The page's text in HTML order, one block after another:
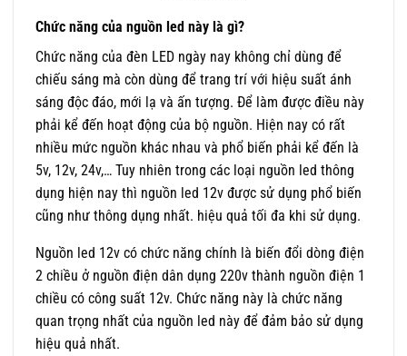
Chức năng của nguồn led này là gì?
Chức năng của đèn LED ngày nay không chỉ dùng để
chiếu sáng mà còn dùng để trang trí với hiệu suất ánh
sáng độc đáo, mới lạ và ấn tượng. Để làm được điều này
phải kể đến hoạt động của bộ nguồn. Hiện nay có rất
nhiều mức nguồn khác nhau và phổ biến phải kể đến là
5v, 12v, 24v,… Tuy nhiên trong các loại nguồn led thông
dụng hiện nay thì nguồn led 12v được sử dụng phổ biến
cũng như thông dụng nhất. hiệu quả tối đa khi sử dụng.
Nguồn led 12v có chức năng chính là biến đổi dòng điện
2 chiều ở nguồn điện dân dụng 220v thành nguồn điện 1
chiều có công suất 12v. Chức năng này là chức năng
quan trọng nhất của nguồn led này để đảm bảo sử dụng
hiệu quả nhất.